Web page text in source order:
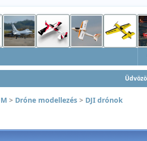
> Dróne modellezés > DJI drónok